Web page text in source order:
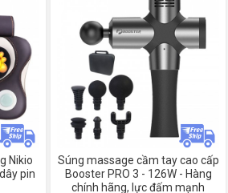
Nikio
pin
Súng massage cầm tay cao cấp
Booster PRO 3 - 126W - Hàng
chính hãng, lực đấm mạnh